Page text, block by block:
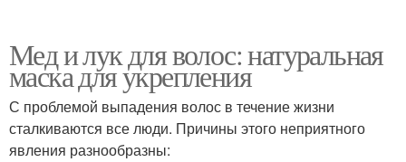
Мед и лук для волос: натуральная
маска для укрепления
С проблемой выпадения волос в течение жизни
сталкиваются все люди. Причины этого неприятного
явления разнообразны: